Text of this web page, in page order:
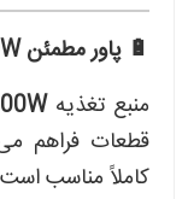
🔋 پاور مطمئن GREEN 600W
منبع تغذیه
قطعات فراهم
کاملاً مناسب